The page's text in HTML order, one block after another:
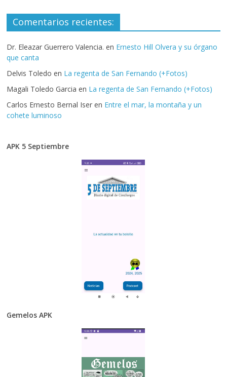
Comentarios recientes:
Dr. Eleazar Guerrero Valencia. en Ernesto Hill Olvera y su órgano
que canta
Delvis Toledo en La regenta de San Fernando (+Fotos)
Magali Toledo Garcia en La regenta de San Fernando (+Fotos)
Carlos Ernesto Bernal Iser en Entre el mar, la montaña y un
cohete luminoso
APK 5 Septiembre
Gemelos APK